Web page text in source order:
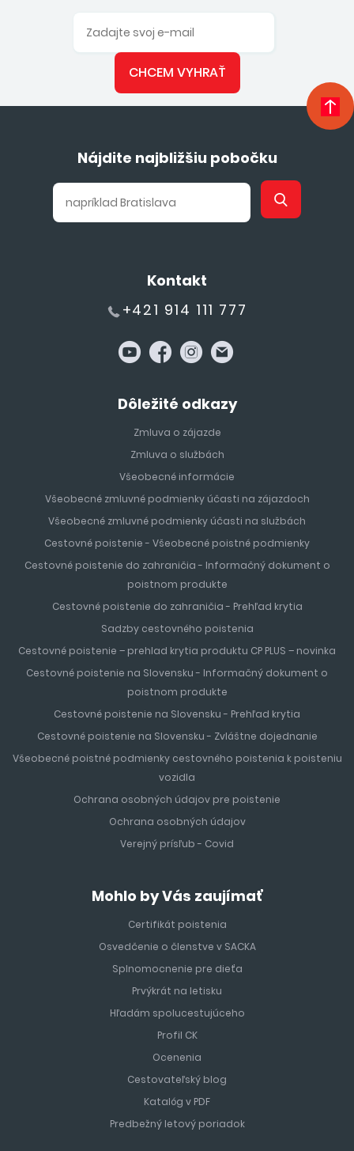
CHCEM VYHRAŤ
Nájdite najbližšiu pobočku
Kontakt
+421 914 111 777
Dôležité odkazy
Zmluva o zájazde
Zmluva o službách
Všeobecné informácie
Všeobecné zmluvné podmienky účasti na zájazdoch
Všeobecné zmluvné podmienky účasti na službách
Cestovné poistenie - Všeobecné poistné podmienky
Cestovné poistenie do zahraničia - Informačný dokument o
poistnom produkte
Cestovné poistenie do zahraničia - Prehľad krytia
Sadzby cestovného poistenia
Cestovné poistenie – prehlad krytia produktu CP PLUS – novinka
Cestovné poistenie na Slovensku - Informačný dokument o
poistnom produkte
Cestovné poistenie na Slovensku - Prehľad krytia
Cestovné poistenie na Slovensku - Zvláštne dojednanie
Všeobecné poistné podmienky cestovného poistenia k poisteniu
vozidla
Ochrana osobných údajov pre poistenie
Ochrana osobných údajov
Verejný prísľub - Covid
Mohlo by Vás zaujímať
Certifikát poistenia
Osvedčenie o členstve v SACKA
Splnomocnenie pre dieťa
Prvýkrát na letisku
Hľadám spolucestujúceho
Profil CK
Ocenenia
Cestovateľský blog
Katalóg v PDF
Predbežný letový poriadok